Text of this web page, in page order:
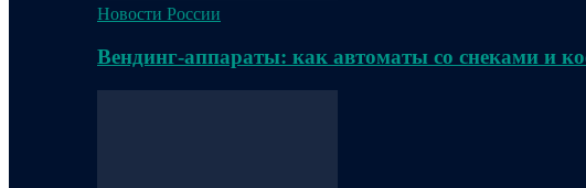
Новости России
Вендинг-аппараты: как автоматы со снеками и